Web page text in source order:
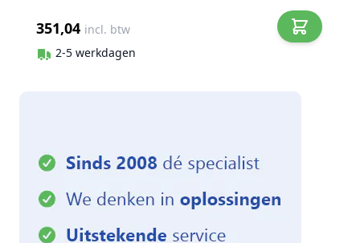
351,04 incl. btw
2-5 werkdagen